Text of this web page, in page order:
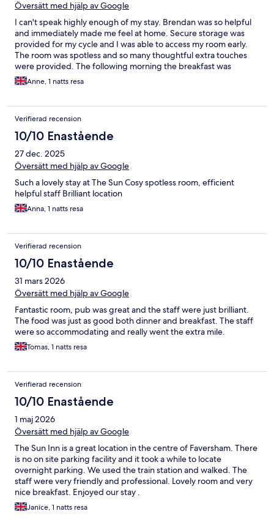
Översätt med hjälp av Google
I can't speak highly enough of my stay. Brendan was so helpful
and immediately made me feel at home. Secure storage was
provided for my cycle and I was able to access my room early.
The room was spotless and so many thoughtful extra touches
were provided. The following morning the breakfast was
excellent and plentiful. I met more of the staff and again they
were so friendly. I look forward to returning. Thanks
Anne, 1 natts resa
Verifierad recension
10/10 Enastående
27 dec. 2025
Översätt med hjälp av Google
Such a lovely stay at The Sun Cosy spotless room, efficient
helpful staff Brilliant location
Anna, 1 natts resa
Verifierad recension
10/10 Enastående
31 mars 2026
Översätt med hjälp av Google
Fantastic room, pub was great and the staff were just brilliant.
The food was just as good both dinner and breakfast. The staff
were so accommodating and really went the extra mile.
Tomas, 1 natts resa
Verifierad recension
10/10 Enastående
1 maj 2026
Översätt med hjälp av Google
The Sun Inn is a great location in the centre of Faversham. There
is no on site parking facility and it took a while to locate
overnight parking. We used the train station and walked. The
staff were very friendly and professional. Lovely room and very
nice breakfast. Enjoyed our stay .
Janice, 1 natts resa